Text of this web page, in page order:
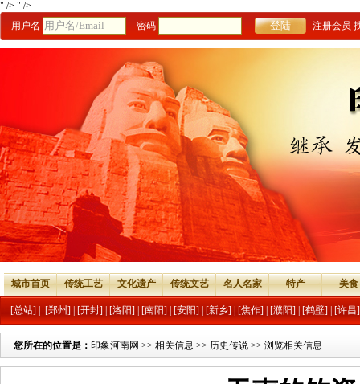
" /> " />
用户名
密码 注册会员
城市首页 传统工艺 文化遗产 传统文艺 名人名家 特产 美食
[总站] [郑州] [开封] [洛阳] [南阳] [安阳] [新乡] [焦作] [濮阳] [鹤壁] [许昌]
您所在的位置是： 印象河南网 >> 相关信息 >> 历史传说 >> 浏览相关信息